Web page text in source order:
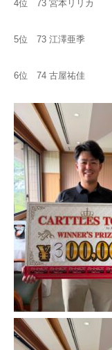
4位 73 宮本リリカ
5位 73 江澤亜季
6位 74 古屋祐佳